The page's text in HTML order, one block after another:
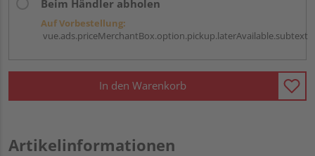
Beim Händler abholen
Auf Vorbestellung:
vue.ads.priceMerchantBox.option.pickup.laterAvailable.subtext
In den Warenkorb
Artikelinformationen